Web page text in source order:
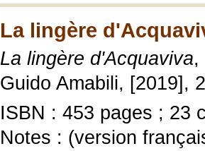
La lingère
La lingère d'Acquaviva,
Guido Amabili, [2019],
ISBN : 453 pages ; 23
Notes : (version